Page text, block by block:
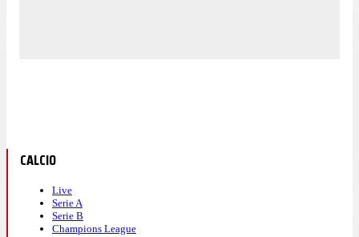
CALCIO
Live
Serie A
Serie B
Champions League